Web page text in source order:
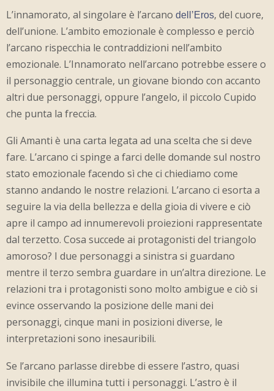
L’innamorato, al singolare è l’arcano dell’Eros, del cuore,
dell’unione. L’ambito emozionale è complesso e perciò
l’arcano rispecchia le contraddizioni nell’ambito
emozionale. L’Innamorato nell’arcano potrebbe essere o
il personaggio centrale, un giovane biondo con accanto
altri due personaggi, oppure l’angelo, il piccolo Cupido
che punta la freccia.
Gli Amanti è una carta legata ad una scelta che si deve
fare. L’arcano ci spinge a farci delle domande sul nostro
stato emozionale facendo sì che ci chiediamo come
stanno andando le nostre relazioni. L’arcano ci esorta a
seguire la via della bellezza e della gioia di vivere e ciò
apre il campo ad innumerevoli proiezioni rappresentate
dal terzetto. Cosa succede ai protagonisti del triangolo
amoroso? I due personaggi a sinistra si guardano
mentre il terzo sembra guardare in un’altra direzione. Le
relazioni tra i protagonisti sono molto ambigue e ciò si
evince osservando la posizione delle mani dei
personaggi, cinque mani in posizioni diverse, le
interpretazioni sono inesauribili.
Se l’arcano parlasse direbbe di essere l’astro, quasi
invisibile che illumina tutti i personaggi. L’astro è il